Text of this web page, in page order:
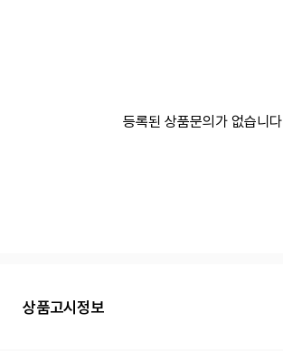
등록된 상품문의가 없습니다
상품고시정보